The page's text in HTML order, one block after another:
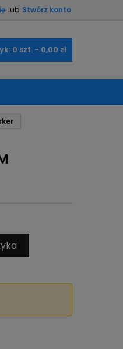
lub Stwórz konto
0 szt. - 0,00 zł